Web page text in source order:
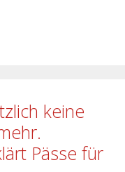
keine
Pässe für